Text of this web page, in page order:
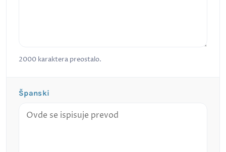
2000 karaktera preostalo.
Španski